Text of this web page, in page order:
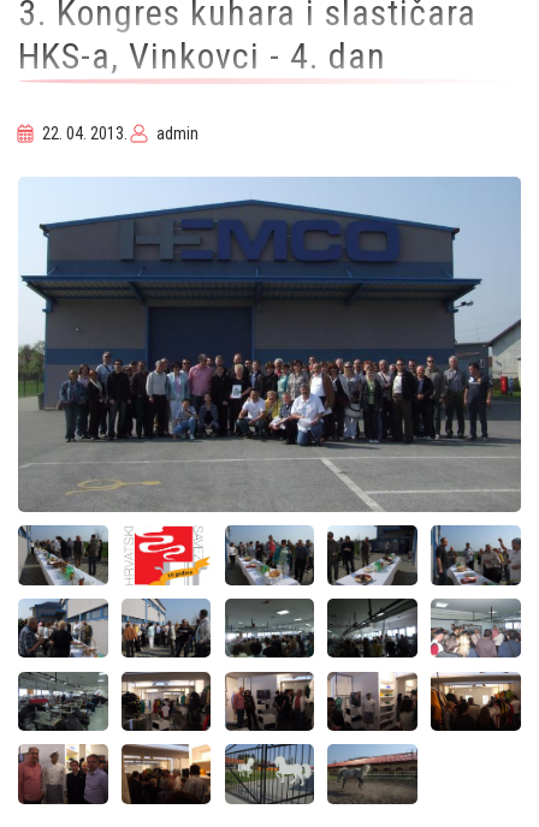
3. Kongres kuhara i slastičara
HKS-a, Vinkovci - 4. dan
22. 04. 2013. admin